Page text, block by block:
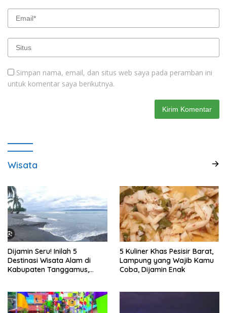
Simpan nama, email, dan situs web saya pada peramban ini
untuk komentar saya berikutnya.
Wisata
Dijamin Seru! Inilah 5
Destinasi Wisata Alam di
Kabupaten Tanggamus,
5 Kuliner Khas Pesisir Barat,
Lampung yang Wajib Kamu
Coba, Dijamin Enak